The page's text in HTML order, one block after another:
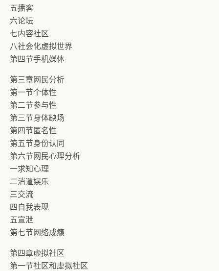
五播客
六论坛
七内容社区
八社会化虚拟世界
第四节手机媒体
第三章网民分析
第一节个体性
第二节参与性
第三节身体缺场
第四节匿名性
第五节身份认同
第六节网民心理分析
一求知心理
二消遣娱乐
三交流
四自我表现
五宣泄
第七节网络成瘾
第四章虚拟社区
第一节社区和虚拟社区